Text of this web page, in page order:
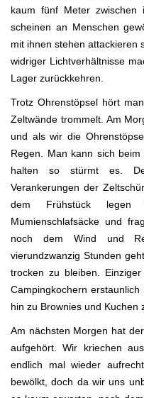
kaum fünf Meter
scheinen an Menschen
mit ihnen stehen attackieren
widriger Lichtverhältnisse
Lager zurückkehren.
Trotz Ohrenstöpsel hört
Zeltwände trommelt. Am
und als wir die
Regen. Man kann sich
halten so stürmt es.
Verankerungen der
dem Frühstück
Mumienschlafsäcke und
noch dem Wind und
vierundzwanzig Stunden
trocken zu bleiben.
Campingkochern
hin zu Brownies und Kuchen
Am nächsten Morgen hat
aufgehört. Wir kriechen
endlich mal wieder
bewölkt, doch da wir uns